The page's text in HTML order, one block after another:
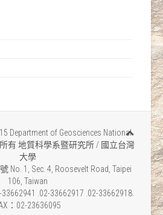
Department of Geosciences National
所有 地質科學系暨研究所 / 國立台灣
大學
No. 1, Sec. 4, Roosevelt Road, Taipei
106, Taiwan
.02-33662917 .02-33662918.
：02-23636095